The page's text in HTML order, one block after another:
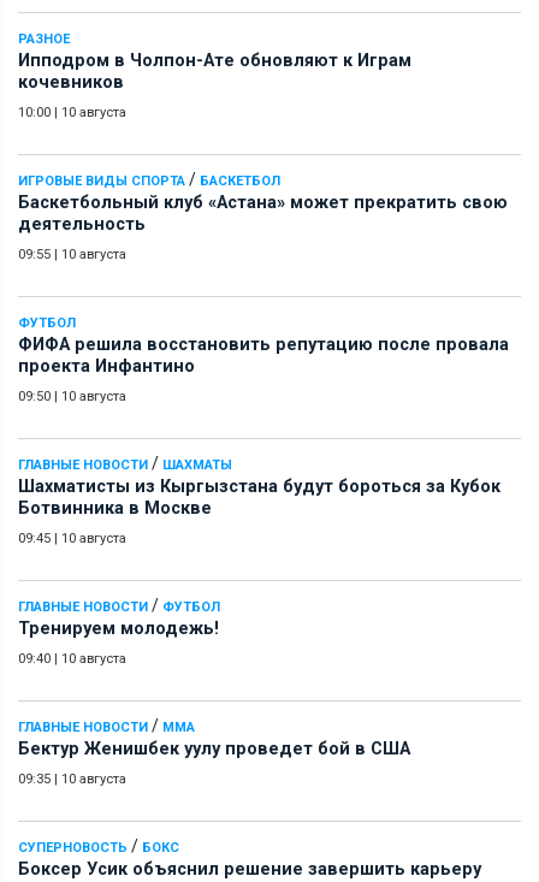
РАЗНОЕ
Ипподром в Чолпон-Ате обновляют к Играм
кочевников
10:00 10 августа
ИГРОВЫЕ ВИДЫ СПОРТА / БАСКЕТБОЛ
Баскетбольный клуб «Астана» может прекратить свою
деятельность
09:55 10 августа
ФУТБОЛ
ФИФА решила восстановить репутацию после провала
проекта Инфантино
09:50 10 августа
ГЛАВНЫЕ НОВОСТИ / ШАХМАТЫ
Шахматисты из Кыргызстана будут бороться за Кубок
Ботвинника в Москве
09:45 10 августа
ГЛАВНЫЕ НОВОСТИ / ФУТБОЛ
Тренируем молодежь!
09:40 10 августа
ГЛАВНЫЕ НОВОСТИ / ММА
Бектур Женишбек уулу проведет бой в США
09:35 10 августа
СУПЕРНОВОСТЬ / БОКС
Боксер Усик объяснил решение завершить карьеру